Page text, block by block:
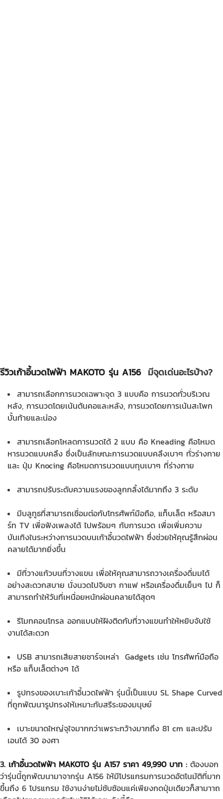
รีวิวเก้าอี้นวดไฟฟ้า MAKOTO รุ่น A156มีจุดเด่นอะไรบ้าง?
สามารถเลือกการนวดเฉพาะจุด 3 แบบคือ การนวดทั่วบริเวณ
หลัง, การนวดโดยเน้นต้นคอและหลัง, การนวดโดยการเน้นสะโพก
บั้นท้ายและน่อง
สามารถเลือกโหลดการนวดได้ 2 แบบ คือ Kneading คือโหมด
หารนวดแบบคลึง ซึ่งเป็นลักษณะการนวดแบบคลึงเบาๆ ทั่วร่างกาย
และ ปุ่ม Knocing คือโหมดการนวดแบบทุบเบาๆ ที่ร่างกาย
สามารถปรับระดับความแรงของลูกกลิ้งได้มากถึง 3 ระดับ
มีบลูทูธที่สามารถเชื่อมต่อกับโทรศัพท์มือถือ, แท็บเล็ต หรือสมา
ร์ท TV เพื่อฟังเพลงได้ ไปพร้อมๆ กับการนวด เพื่อเพิ่มความ
บันเทิงในระหว่างการนวดบนเก้าอี้นวดไฟฟ้า ซึ่งช่วยให้คุณรู้สึกผ่อน
คลายได้มากยิ่งขึ้น
มีที่วางแก้วบนที่วางแขน เพื่อให้คุณสามารถวางเครื่องดื่มมได้
อย่างสะดวกสบาย นั่งนวดไปจิบชา กาแฟ หรือเครื่องดื่มเย็นๆ ไป ก็
สามารถทำให้วันที่เหนื่อยหนักผ่อนคลายได้สุดๆ
รีโมทคอนโทรล ออกแบบให้ฝังติดกับที่วางแขนทำให้หยิบจับใช้
งานได้สะดวก
USB สามารถเสียสายชาร์จเหล่า Gadgets เช่น โทรศัพท์มือถือ
หรือ แท็บเล็ตต่างๆ ได้
รูปทรงของเบาะเก้าอี้นวดไฟฟ้า รุ่นนี้เป็นแบบ SL Shape Curved
ที่ถูกพัฒนารูปทรงให้เหมาะกับสรีระของมนุษย์
เบาะขนาดใหญ่จุใจมากกว่าเพราะกว้างมากถึง 81 cm และปรับ
เอนได้ 30 องศา
3. เก้าอี้นวดไฟฟ้า MAKOTO รุ่น A157 ราคา 49,990 บาท : ต้องบอก
ว่ารุ่นนี้ถูกพัฒนามาจากรุ่น A156 ให้มีโปรแกรมการนวดอัตโนมัติที่มาก
ขึ้นถึง 6 โปรแกรม ใช้งานง่ายไม่ซับซ้อนแค่เพียงกดปุ่มเดียวก็สามาาถ